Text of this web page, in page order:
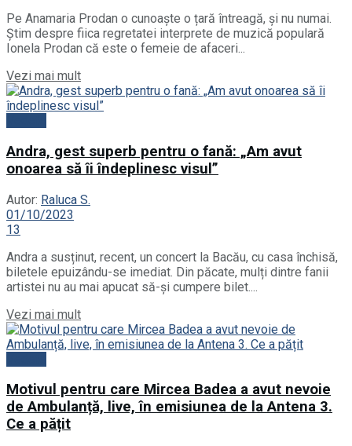
Pe Anamaria Prodan o cunoaște o țară întreagă, și nu numai.
Știm despre fiica regretatei interprete de muzică populară
Ionela Prodan că este o femeie de afaceri...
Vezi mai multDetails
Andra, gest superb pentru o fană: „Am avut
onoarea să îi îndeplinesc visul”
Autor: Raluca S.
01/10/2023
13
Andra a susținut, recent, un concert la Bacău, cu casa închisă,
biletele epuizându-se imediat. Din păcate, mulți dintre fanii
artistei nu au mai apucat să-și cumpere bilet....
Vezi mai multDetails
Motivul pentru care Mircea Badea a avut nevoie
de Ambulanță, live, în emisiunea de la Antena 3.
Ce a pățit